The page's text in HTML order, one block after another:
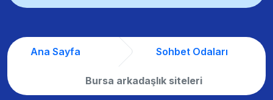
Ana Sayfa Sohbet Odaları
Bursa arkadaşlık siteleri